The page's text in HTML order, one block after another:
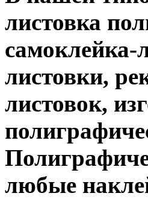
листовка
листовки,
листовок,
любые